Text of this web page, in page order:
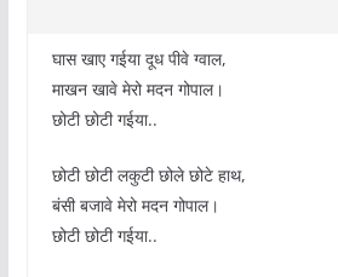
घास खाए गईया दूध पीवे ग्वाल,
माखन खावे मेरो मदन गोपाल।
छोटी छोटी गईया..
छोटी छोटी लकुटी छोले छोटे हाथ,
बंसी बजावे मेरो मदन गोपाल।
छोटी छोटी गईया..